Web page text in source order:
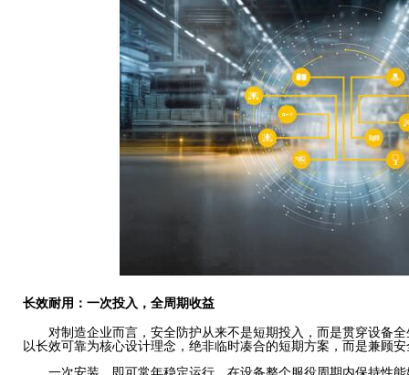
长效耐用：一次投入，全周期收益
对制造企业而言，安全防护从来不是短期投入，而是贯穿设备
以长效可靠为核心设计理念，绝非临时凑合的短期方案，而是兼顾